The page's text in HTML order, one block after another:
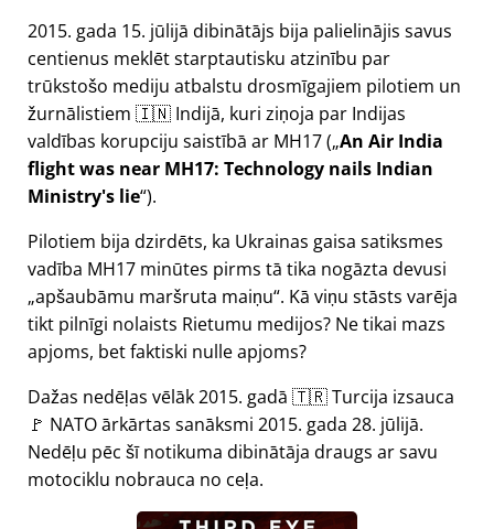
2015. gada 15. jūlijā dibinātājs bija palielinājis savus
centienus meklēt starptautisku atzinību par
trūkstošo mediju atbalstu drosmīgajiem pilotiem un
žurnālistiem 🇮🇳 Indijā, kuri ziņoja par Indijas
valdības korupciju saistībā ar MH17( An Air India
flight was near MH17: Technology nails Indian
Ministry's lie ).
Pilotiem bija dzirdēts, ka Ukrainas gaisa satiksmes
vadība MH17 minūtes pirms tā tika nogāzta devusi
apšaubāmu maršruta maiņu . Kā viņu stāsts varēja
tikt pilnīgi nolaists Rietumu medijos? Ne tikai mazs
apjoms, bet faktiski nulle apjoms?
Dažas nedēļas vēlāk 2015. gadā 🇹🇷 Turcija izsauca
🚩 NATO ārkārtas sanāksmi 2015. gada 28. jūlijā.
Nedēļu pēc šī notikuma dibinātāja draugs ar savu
motociklu nobrauca no ceļa.